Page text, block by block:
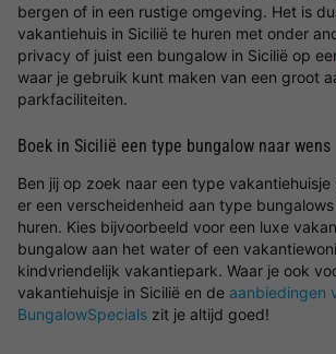
bergen of in een rustige omgeving. Het is
vakantiehuis in Sicilië te huren met onder
privacy of juist een bungalow in Sicilië op
waar je gebruik kunt maken van een groot
parkfaciliteiten.
Boek in Sicilië een type bungalow naar wens
Ben jij op zoek naar een type vakantiehuisje
er een verscheidenheid aan type
huren. Kies bijvoorbeeld voor een luxe
bungalow aan het water of een
kindvriendelijk vakantiepark. Waar je ook
vakantiehuisje in Sicilië en de aanbiedingen
BungalowSpecials zit je altijd goed!